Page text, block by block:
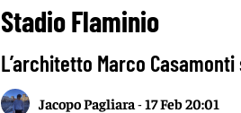
Stadio Flaminio
L’architetto Marco
Jacopo Pagliara -17 Feb 20:01